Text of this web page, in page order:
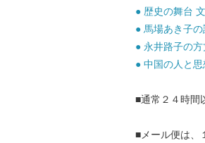
● 歴史の舞台
● 馬場あき子
● 永井路子の
● 中国の人と
■通常２４時間
■メール便は、